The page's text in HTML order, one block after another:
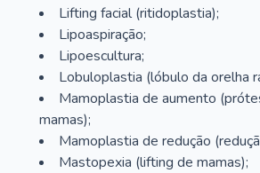
Lifting facial (ritidoplastia);
Lipoaspiração;
Lipoescultura;
Lobuloplastia (lóbulo da orelha
Mamoplastia de aumento
mamas);
Mamoplastia de redução
Mastopexia (lifting de mamas);